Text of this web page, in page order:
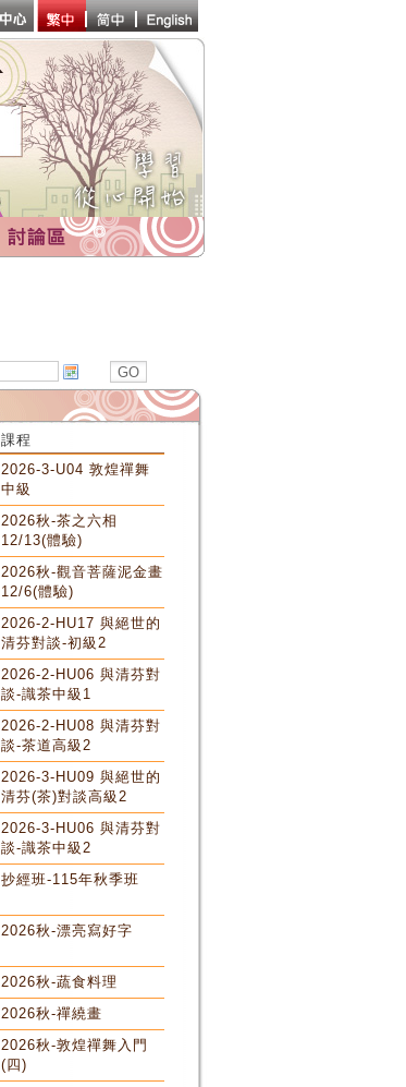
課程
2026-3-U04 敦煌禪舞
中級
2026秋-茶之六相
12/13(體驗)
2026秋-觀音菩薩泥金畫
12/6(體驗)
2026-2-HU17 與絕世的
清芬對談-初級2
2026-2-HU06 與清芬對
談-識茶中級1
2026-2-HU08 與清芬對
談-茶道高級2
2026-3-HU09 與絕世的
清芬(茶)對談高級2
2026-3-HU06 與清芬對
談-識茶中級2
抄經班-115年秋季班
2026秋-漂亮寫好字
2026秋-蔬食料理
2026秋-禪繞畫
2026秋-敦煌禪舞入門
(四)